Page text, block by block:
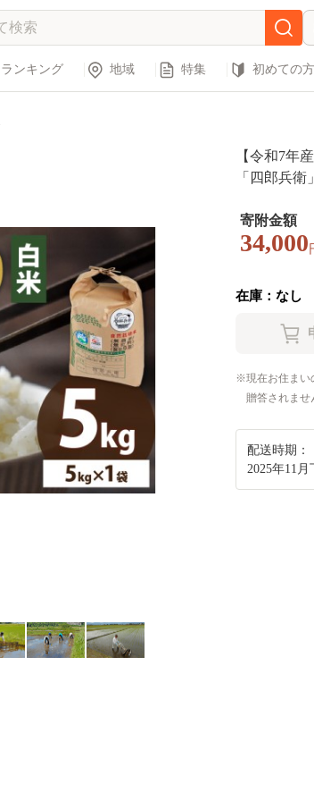
ランキング 地域 特集 初めての方
【令和7年
「四郎兵
30001]
寄附金額
34,000
在庫：なし
現在お住まい
贈答されませ
配送時期：
2025年11月